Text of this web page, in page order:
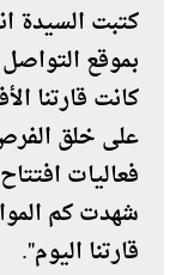
كتبت السيدة
بموقع
كانت قارتنا
على خلق
فعاليات
شهدت كم
قارتنا اليوم".